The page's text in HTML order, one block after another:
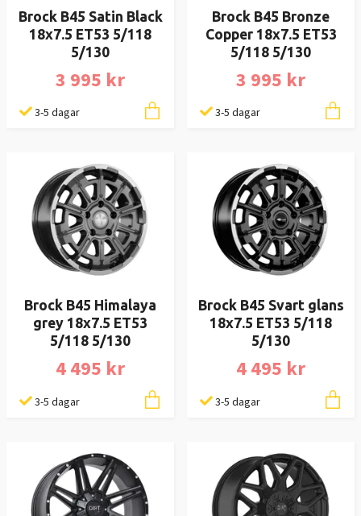
Brock B45 Satin Black
18x7.5 ET53 5/118
5/130
3 995 kr
3-5 dagar
Brock B45 Bronze
Copper 18x7.5 ET53
5/118 5/130
3 995 kr
3-5 dagar
Brock B45 Himalaya
grey 18x7.5 ET53
5/118 5/130
4 495 kr
3-5 dagar
Brock B45 Svart glans
18x7.5 ET53 5/118
5/130
4 495 kr
3-5 dagar